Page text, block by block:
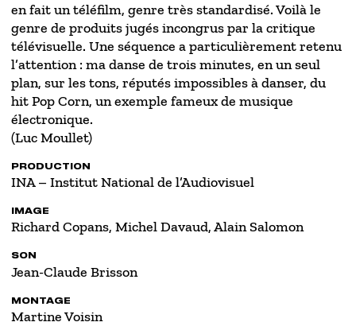
en fait un téléfilm, genre très standardisé. Voilà le
genre de produits jugés incongrus par la critique
télévisuelle. Une séquence a particulièrement retenu
l’attention : ma danse de trois minutes, en un seul
plan, sur les tons, réputés impossibles à danser, du
hit Pop Corn, un exemple fameux de musique
électronique.
(Luc Moullet)
PRODUCTION
INA – Institut National de l’Audiovisuel
IMAGE
Richard Copans, Michel Davaud, Alain Salomon
SON
Jean-Claude Brisson
MONTAGE
Martine Voisin